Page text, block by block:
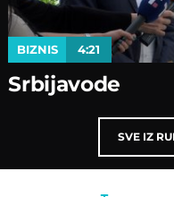
BIZNIS 4:21
Srbijavode
SVE IZ